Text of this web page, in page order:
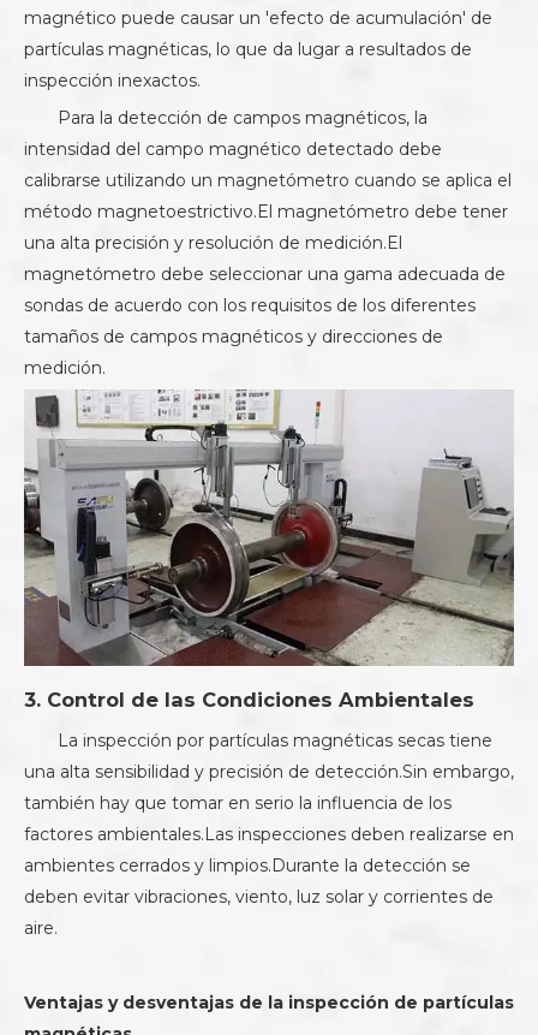
magnético puede causar un 'efecto de acumulación' de
partículas magnéticas, lo que da lugar a resultados de
inspección inexactos.
Para la detección de campos magnéticos, la
intensidad del campo magnético detectado debe
calibrarse utilizando un magnetómetro cuando se aplica el
método magnetoestrictivo.El magnetómetro debe tener
una alta precisión y resolución de medición.El
magnetómetro debe seleccionar una gama adecuada de
sondas de acuerdo con los requisitos de los diferentes
tamaños de campos magnéticos y direcciones de
medición.
3. Control de las Condiciones Ambientales
La inspección por partículas magnéticas secas tiene
una alta sensibilidad y precisión de detección.Sin embargo,
también hay que tomar en serio la influencia de los
factores ambientales.Las inspecciones deben realizarse en
ambientes cerrados y limpios.Durante la detección se
deben evitar vibraciones, viento, luz solar y corrientes de
aire.
Ventajas y desventajas de la inspección de partículas